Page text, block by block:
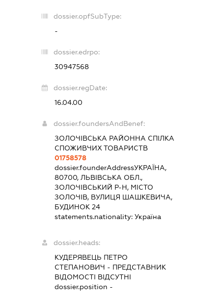
dossier.opfSubType:
-
dossier.edrpo:
30947568
dossier.regDate:
16.04.00
dossier.foundersAndBenef:
ЗОЛОЧІВСЬКА РАЙОННА СПІЛКА
СПОЖИВЧИХ ТОВАРИСТВ
01758578
dossier.founderAddressУКРАЇНА,
80700, ЛЬВІВСЬКА ОБЛ.,
ЗОЛОЧІВСЬКИЙ Р-Н, МІСТО
ЗОЛОЧІВ, ВУЛИЦЯ ШАШКЕВИЧА,
БУДИНОК 24
statements.nationality:Україна
dossier.heads:
КУДЕРЯВЕЦЬ ПЕТРО
СТЕПАНОВИЧ - ПРЕДСТАВНИК
ВІДОМОСТІ ВІДСУТНІ
dossier.position -